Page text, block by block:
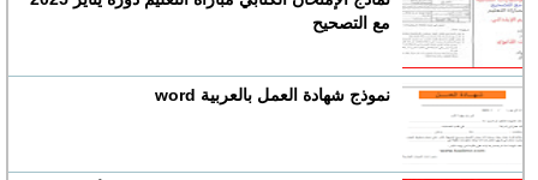
مع التصحيح
نموذج شهادة العمل بالعربية word